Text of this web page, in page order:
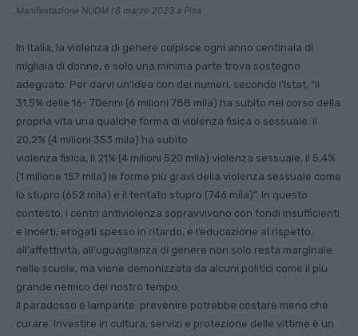
Manifestazione NUDM l’8 marzo 2023 a Pisa
In Italia, la violenza di genere colpisce ogni anno centinaia di
migliaia di donne, e solo una minima parte trova sostegno
adeguato. Per darvi un’idea con dei numeri, secondo l’Istat, “il
31,5% delle 16- 70enni (6 milioni 788 mila) ha subìto nel corso della
propria vita una qualche forma di violenza fisica o sessuale: il
20,2% (4 milioni 353 mila) ha subìto
violenza fisica, il 21% (4 milioni 520 mila) violenza sessuale, il 5,4%
(1 milione 157 mila) le forme più gravi della violenza sessuale come
lo stupro (652 mila) e il tentato stupro (746 mila)”. In questo
contesto, i centri antiviolenza sopravvivono con fondi insufficienti
e incerti, erogati spesso in ritardo, e l’educazione al rispetto,
all’affettività, all’uguaglianza di genere non solo resta marginale
nelle scuole, ma viene demonizzata da alcuni politici come il più
grande nemico del nostro tempo.
Il paradosso è lampante: prevenire potrebbe costare meno che
curare. Investire in cultura, servizi e protezione delle vittime è un